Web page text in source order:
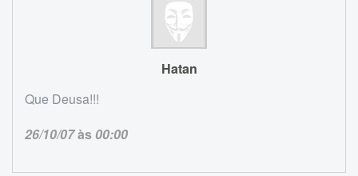
Hatan
Que Deusa!!!
26/10/07às00:00